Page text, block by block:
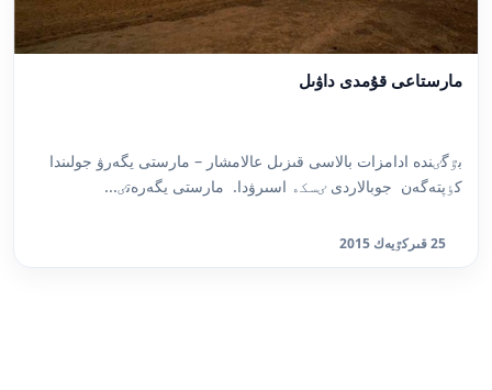
مارستاعى قۇمدى داۋىل
بٷگٸندە ادامزات بالاسى قىزىل عالامشار – مارستى يگەرۋ جولىندا
كٶپتەگەن جوبالاردى ٸسكە اسىرۋدا. مارستى يگەرەتٸ...
25 قىركٷيەك 2015